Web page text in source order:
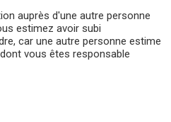
auprès d'une autre personne
estimez avoir subi
car une autre personne estime
vous êtes responsable